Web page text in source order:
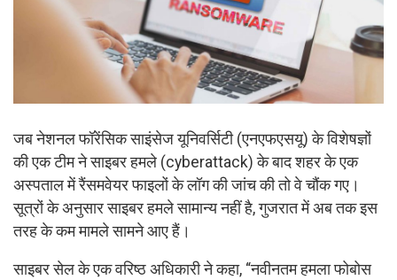
जब नेशनल फॉरेंसिक साइंसेज यूनिवर्सिटी (एनएफएसयू) के विशेषज्ञों
की एक टीम ने साइबर हमले (cyberattack) के बाद शहर के एक
अस्पताल में रैंसमवेयर फाइलों के लॉग की जांच की तो वे चौंक गए।
सूत्रों के अनुसार साइबर हमले सामान्य नहीं है, गुजरात में अब तक इस
तरह के कम मामले सामने आए हैं।
साइबर सेल के एक वरिष्ठ अधिकारी ने कहा, “नवीनतम हमला फोबोस